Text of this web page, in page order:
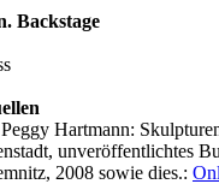
Backstage
Hartmann:
unveröffentlichtes
2008 sowie dies.: